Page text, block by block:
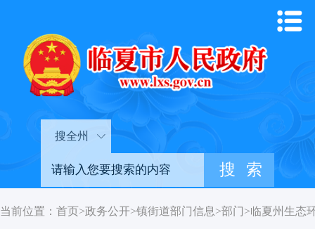
搜全州
当前位置： 首页>政务公开>镇街道部门信息>部门>临夏州生态